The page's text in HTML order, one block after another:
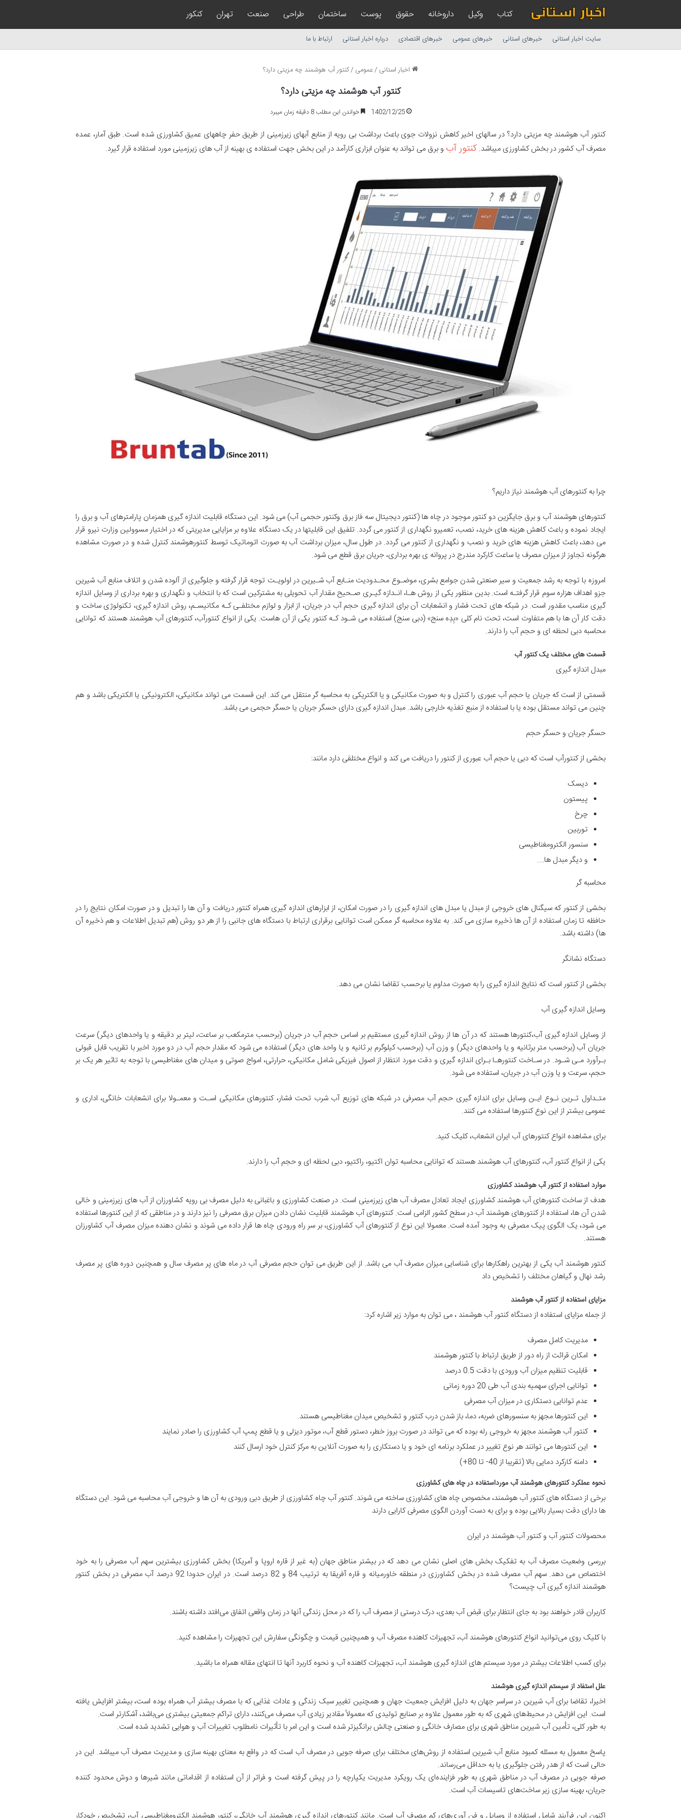
کتاب وکیل داروخانه حقوق پوست ساختمان طراحی صنعت تهران کنکور
سایت اخبار استانی خبرهای استانی خبرهای عمومی خبرهای اقتصادی درباره اخبار استانی ارتباط با ما
اخبار استانی /عمومی /کنتور آب هوشمند چه مزیتی دارد؟
کنتور آب هوشمند چه مزیتی دارد؟
1402/12/25 خواندن این مطلب 8 دقیقه زمان میبرد
کنتور آب هوشمند چه مزیتی دارد؟ در سالهای اخیر کاهش نزولات جوی باعث برداشت بی رویه از منابع آبهای زیرزمینی از طریق حفر چاههای عمیق کشاورزی شده است. طبق آمار، عمده
مصرف آب کشور در بخش کشاورزی میباشد.کنتور آب و برق می تواند به عنوان ابزاری کارآمد در این بخش جهت استفاده ی بهینه از آب های زیرزمینی مورد استفاده قرار گیرد.
چرا به کنتورهای آب هوشمند نیاز داریم؟
کنتورهای هوشمند آب و برق جایگزین دو کنتور موجود در چاه ها (کنتور دیجیتال سه فاز برق وکنتور حجمی آب) می شود. این دستگاه قابلیت اندازه گیری همزمان پارامترهای آب و برق را
ایجاد نموده و باعث کاهش هزینه های خرید، نصب، تعمیرو نگهداری از کنتور می گردد. تلفیق این قابلیتها در یک دستگاه علاوه بر مزایایی مدیریتی که در اختیار مسوولین وزارت نیرو قرار
می دهد، باعث کاهش هزینه های خرید و نصب و نگهداری از کنتور می گردد. در طول سال، میزان برداشت آب به صورت اتوماتیک توسط کنتورهوشمند کنترل شده و در صورت مشاهده
هرگونه تجاوز از میزان مصرف یا ساعت کارکرد مندرج در پروانه ی بهره برداری، جریان برق قطع می شود.
امروزه با توجه به رشد جمعیت و سیر صنعتی شدن جوامع بشری، موضـوع محـدودیت منـابع آب شـیرین در اولویـت توجه قرار گرفته و جلوگیری از آلوده شدن و اتلاف منابع آب شیرین
جزو اهداف هزاره سوم قرار گرفتـه است. بدین منظور یکی از روش هـا، انـدازه گیـری صـحیح مقدار آب تحویلی به مشترکین است که با انتخاب و نگهداری و بهره برداری از وسایل اندازه
گیری مناسب مقدور است. در شبکه های تحت فشار و انشعابات آن برای اندازه گیری حجم آب در جریان، از ابزار و لوازم مختلفـی کـه مکانیسـم، روش اندازه گیری، تکنولوژی ساخت و
دقت کار آن ها با هم متفاوت است، تحت نام کلی «بِدِه سنج» (دبی سنج) استفاده می شـود کـه کنتور یکی از آن هاست. یکی از انواع کنتورآب، کنتورهای آب هوشمند هستند که توانایی
محاسبه دبی لحظه ای و حجم آب را دارند.
قسمت های مختلف یک کنتور آب
مبدل اندازه گیری
قسمتی از است که جریان یا حجم آب عبوری را کنترل و به صورت مکانیکی و یا الکتریکی به محاسبه گر منتقل می کند. این قسمت می تواند مکانیکی، الکترونیکی یا الکتریکی باشد و هم
چنین می تواند مستقل بوده یا با استفاده از منبع تغذیه خارجی باشد. مبدل اندازه گیری دارای حسگر جریان یا حسگر حجمی می باشد.
حسگر جریان و حسگر حجم
بخشی از کنتورآب است که دبی یا حجم آب عبوری از کنتور را دریافت می کند و انواع مختلفی دارد مانند:
دیسک
پیستون
چرخ
توربین
سنسور الکترومغناطیسی
و دیگر مبدل ها….
محاسبه گر
بخشی از کنتور که سیگنال های خروجی از مبدل یا مبدل های اندازه گیری را در صورت امکان، از ابزارهای اندازه گیری همراه کنتور دریافت و آن ها را تبدیل و در صورت امکان نتایج را در
حافظه تا زمان استفاده از آن ها ذخیره سازی می کند. به علاوه محاسبه گر ممکن است توانایی برقراری ارتباط با دستگاه های جانبی را از هر دو روش (هم تبدیل اطلاعات و هم ذخیره آن
ها) داشته باشد.
دستگاه نشانگر
بخشی از کنتور است که نتایج اندازه گیری را به صورت مداوم یا برحسب تقاضا نشان می دهد.
وسایل اندازه گیری آب
از وسایل اندازه گیری آب،کنتورها هستند که در آن ها از روش اندازه گیری مستقیم بر اساس حجم آب در جریان (برحسب مترمکعب بر ساعت، لیتر بر دقیقه و یا واحدهای دیگر) سرعت
جریان آب (برحسب متر برثانیه و یا واحدهای دیگر) و وزن آب (برحسب کیلوگرم بر ثانیه و یا واحد های دیگر) استفاده می شود که مقدار حجم آب در دو مورد اخیر با تقریب قابل قبولی
بـرآورد مـی شـود. در سـاخت کنتورهـا بـرای اندازه گیری و دقت مورد انتظار از اصول فیزیکی شامل مکانیکی، حرارتی، امواج صوتی و میدان های مغناطیسی با توجه به تاثیر هر یک بر
حجم، سرعت و یا وزن آب در جریان، استفاده می شود.
متـداول تـرین نـوع ایـن وسایل برای اندازه گیری حجم آب مصرفی در شبکه های توزیع آب شرب تحت فشار، کنتورهای مکانیکی اسـت و معمـولا برای انشعابات خانگی، اداری و
عمومی بیشتر از این نوع کنتورها استفاده می کنند.
برای مشاهده انواع کنتورهای آب ایران انشعاب، کلیک کنید.
یکی از انواع کنتور آب، کنتورهای آب هوشمند هستند که توانایی محاسبه توان اکتیو، راکتیو، دبی لحظه ‎ای و حجم آب را دارند.
موارد استفاده از کنتور آب هوشمند کشاورزی
هدف از ساخت کنتورهای آب هوشمند کشاورزی ایجاد تعادل مصرف آب های زیرزمینی است. در صنعت کشاورزی و باغبانی به دلیل مصرف بی رویه کشاورزان از آب های زیرزمینی و خالی
شدن آن ها، استفاده از کنتورهای هوشمند آب در سطح کشور الزامی است. کنتورهای آب هوشمند قابلیت نشان دادن میزان برق مصرفی را نیز دارند و در مناطقی که از این کنتورها استفاده
می شود، یک الگوی پیک مصرفی به وجود آمده است. معمولا این نوع از کنتورهای آب کشاورزی، بر سر راه ورودی چاه ها قرار داده می شوند و نشان دهنده میزان مصرف آب کشاورزان
هستند.
کنتور هوشمند آب یکی از بهترین راهکارها برای شناسایی میزان مصرف آب می باشد. از این طریق می توان حجم مصرفی آب در ماه های پر مصرف سال و همچنین دوره های پر مصرف
رشد نهال و گیاهان مختلف را تشخیص داد
مزایای استفاده از کنتور آب هوشمند
از جمله مزایای استفاده از دستگاه کنتور آب هوشمند ، می توان به موارد زیر اشاره کرد:
مدیریت کامل مصرف
امکان قرائت از راه دور از طریق ارتباط با کنتور هوشمند
قابلیت تنظیم میزان آب ورودی با دقت 0.5 درصد
توانایی اجرای سهمیه بندی آب طی 20 دوره زمانی
عدم توانایی دستکاری در میزان آب مصرفی
این کنتورها مجهز به سنسورهای ضربه، دما، باز شدن درب کنتور و تشخیص میدان مغناطیسی هستند.
کنتور آب هوشمند مجهز به خروجی رله بوده که می تواند در صورت بروز خطر، دستور قطع آب، موتور دیزلی و یا قطع پمپ آب کشاورزی را صادر نمایند
این کنتورها می توانند هر نوع تغییر در عملکرد برنامه ای خود و یا دستکاری را به صورت آنلاین به مرکز کنترل خود ارسال کنند
دامنه کارکرد دمایی بالا (تقریبا از 40- تا 80+)
نحوه عملکرد کنتورهای هوشمند آب مورداستفاده در چاه های کشاورزی
برخی از دستگاه های کنتور آب هوشمند، مخصوص چاه های کشاورزی ساخته می شوند. کنتور آب چاه کشاورزی از طریق دبی ورودی به آن ها و خروجی آب محاسبه می شود. این دستگاه
ها دارای دقت بسیار بالایی بوده و برای به دست آوردن الگوی مصرفی کارایی دارند
محصولات کنتور آب و کنتور آب هوشمند در ایران
بررسی وضعیت مصرف آب به تفکیک بخش های اصلی نشان می دهد که در بیشتر مناطق جهان (به غیر از قاره اروپا و آمریکا) بخش کشاورزی بیشترین سهم آب مصرفی را به خود
اختصاص می دهد. سهم آب مصرف شده در بخش کشاورزی در منطقه خاورمیانه و قاره آفریقا به ترتیب 84 و 82 درصد است. در ایران حدودا 92 درصد آب مصرفی در بخش کنتور
هوشمند اندازه گیری آب چیست؟
کاربران قادر خواهند بود به جای انتظار برای قبض آب بعدی، درک درستی از مصرف آب را که در محل زندگی آنها در زمان واقعی اتفاق می‌افتد داشته باشند.
با کلیک روی می‌توانید انواع کنتورهای هوشمند آب، تجهیزات کاهنده مصرف آب و همیچنین قیمت و چگونگی سفارش این تجهیزات را مشاهده کنید.
برای کسب اطلاعات بیشتر در مورد سیستم‌ های اندازه گیری هوشمند آب، تجهیزات کاهنده آب و نحوه کاربرد آنها تا انتهای مقاله همراه ما باشید.
علل استفاد از سیستم اندازه گیری هوشمند
اخیرا، تقاضا برای آب شیرین در سراسر جهان به دلیل افزایش جمعیت جهان و همچنین تغییر سبک زندگی و عادات غذایی که با مصرف بیشتر آب همراه بوده است، بیشتر افزایش یافته
است. این افزایش در محیط‌های شهری که به طور معمول علاوه بر صنایع تولیدی که معمولاً مقادیر زیادی آب مصرف می‌کنند، دارای تراکم جمعیتی بیشتری می‌باشد، آشکارتر است.
به طور کلی، تأمین آب شیرین مناطق شهری برای مصارف خانگی و صنعتی چالش برانگیزتر شده است و این امر با تأثیرات نامطلوب تغییرات آب و هوایی تشدید شده است.
پاسخ معمول به مسئله کمبود منابع آب شیرین استفاده از روش‌های مختلف برای صرفه جویی در مصرف آب است که در واقع به معنای بهینه سازی و مدیریت مصرف آب میباشد. این در
حالی است که از هدر رفتن جلوگیری یا به حداقل می‌رساند.
صرفه جویی در مصرف آب در مناطق شهری به طور فزاینده‌ای یک رویکرد مدیریت یکپارچه را در پیش گرفته است و فراتر از آن استفاده از اقداماتی مانند شیرها و دوش محدود کننده
جریان، بهینه سازی زیر ساخت‌های تاسیسات آب است.